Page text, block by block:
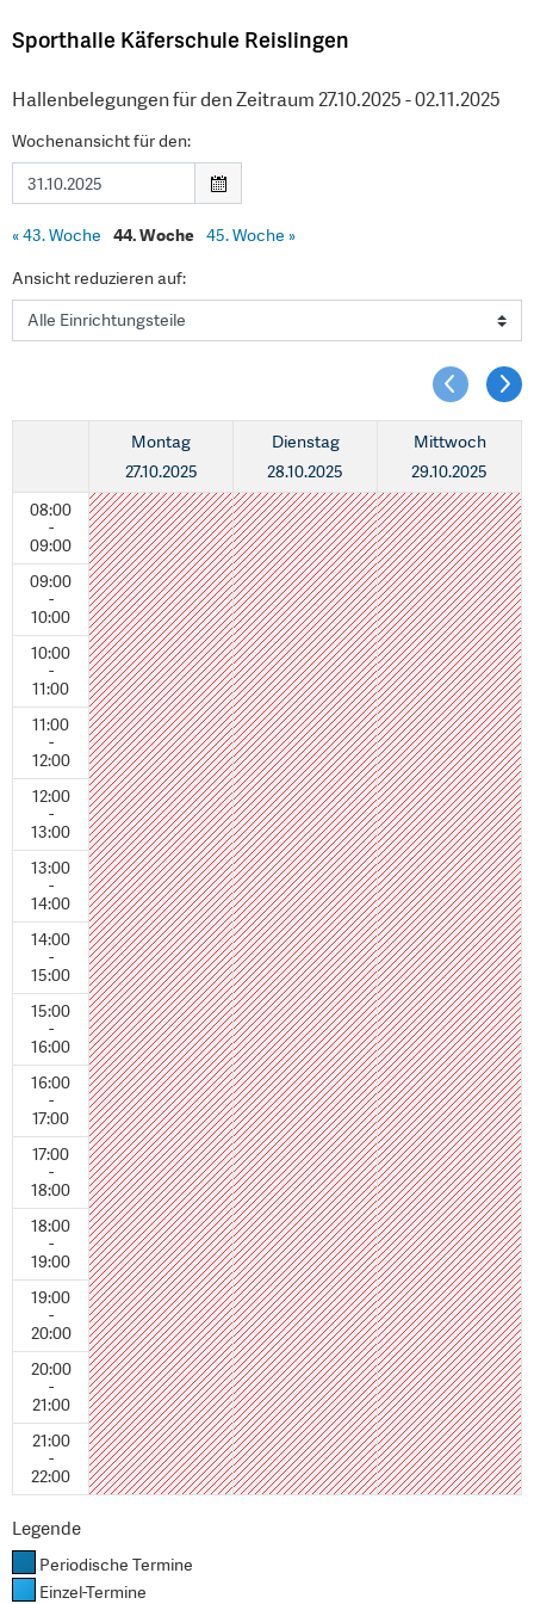
Sporthalle Käferschule Reislingen
Hallenbelegungen für den Zeitraum 27.10.2025 - 02.11.2025
Wochenansicht für den:
«43. Woche 44. Woche 45. Woche »
Ansicht reduzieren auf:
08:00
-
09:00
09:00
-
10:00
10:00
-
11:00
11:00
-
12:00
12:00
-
13:00
13:00
-
14:00
14:00
-
15:00
15:00
-
16:00
16:00
-
17:00
17:00
-
18:00
18:00
-
19:00
19:00
-
20:00
20:00
-
21:00
21:00
-
22:00
Montag
27.10.2025
Dienstag
28.10.2025
Mittwoch
29.10.2025
Legende
Periodische Termine
Einzel-Termine